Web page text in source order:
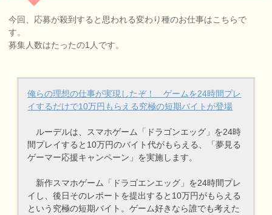
今回、応募が殺到すると思われる変わり種のお仕事はこちらで
す。
募集人数はたったの1人です。
俺らの理想の仕事が実現したぞ！ ゲームを24時間プレ
イするだけで10万円もらえる究極の短期バイトが登場
ルーデルは、スマホゲーム「ドラゴンエッグ」を24時
間プレイすると10万円のバイト代がもらえる、「夢見る
ゲーマー応援キャンペーン」を実施します。
新作スマホゲーム「ドラゴエンエッグ」を24時間プレ
イし、後日そのレポートを提出すると10万円がもらえる
という究極の短期バイト。ゲーム好きなら誰でも考えた